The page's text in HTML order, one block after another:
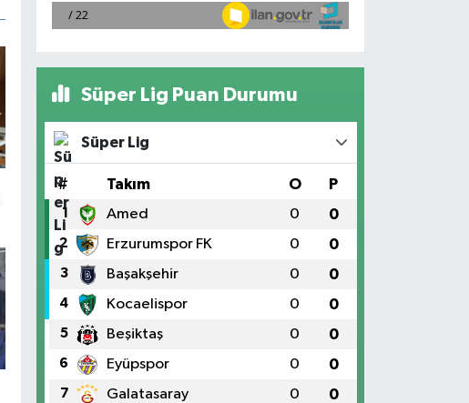
Süper Lig Puan Durumu
Süper Lig
# Takım O P
1 Amed 0 0
2 Erzurumspor FK 0 0
3 Başakşehir 0 0
4 Kocaelispor 0 0
5 Beşiktaş 0 0
6 Eyüpspor 0 0
7 Galatasaray 0 0